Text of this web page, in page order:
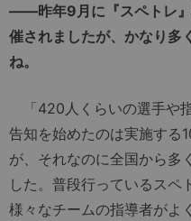
――昨年9月に『スペトレ
催されましたが、かなり多
ね。
「420人くらいの選手や
告知を始めたのは実施する
が、それなのに全国から多
した。普段行っているスペ
様々なチームの指導者がよ